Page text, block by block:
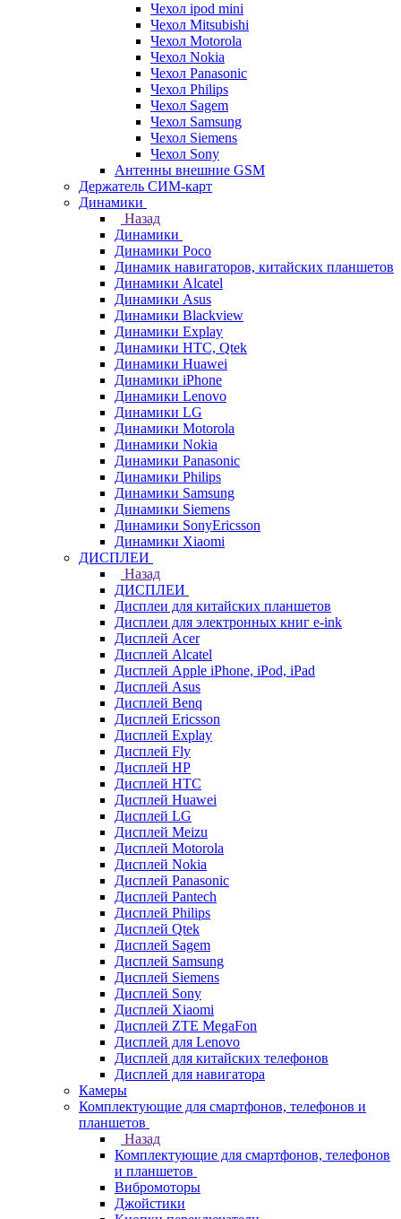
Чехол ipod mini
Чехол Mitsubishi
Чехол Motorola
Чехол Nokia
Чехол Panasonic
Чехол Philips
Чехол Sagem
Чехол Samsung
Чехол Siemens
Чехол Sony
Антенны внешние GSM
Держатель СИМ-карт
Динамики
Назад
Динамики
Динамики Poco
Динамик навигаторов, китайских планшетов
Динамики Alcatel
Динамики Asus
Динамики Blackview
Динамики Explay
Динамики HTC, Qtek
Динамики Huawei
Динамики iPhone
Динамики Lenovo
Динамики LG
Динамики Motorola
Динамики Nokia
Динамики Panasonic
Динамики Philips
Динамики Samsung
Динамики Siemens
Динамики SonyEricsson
Динамики Xiaomi
ДИСПЛЕИ
Назад
ДИСПЛЕИ
Дисплеи для китайских планшетов
Дисплеи для электронных книг e-ink
Дисплей Acer
Дисплей Alcatel
Дисплей Apple iPhone, iPod, iPad
Дисплей Asus
Дисплей Benq
Дисплей Ericsson
Дисплей Explay
Дисплей Fly
Дисплей HP
Дисплей HTC
Дисплей Huawei
Дисплей LG
Дисплей Meizu
Дисплей Motorola
Дисплей Nokia
Дисплей Panasonic
Дисплей Pantech
Дисплей Philips
Дисплей Qtek
Дисплей Sagem
Дисплей Samsung
Дисплей Siemens
Дисплей Sony
Дисплей Xiaomi
Дисплей ZTE MegaFon
Дисплей для Lenovo
Дисплей для китайских телефонов
Дисплей для навигатора
Камеры
Комплектующие для смартфонов, телефонов и
планшетов
Назад
Комплектующие для смартфонов, телефонов
и планшетов
Вибромоторы
Джойстики